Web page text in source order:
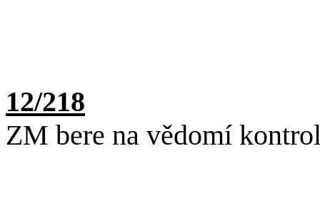
12/218
ZM bere na vědomí